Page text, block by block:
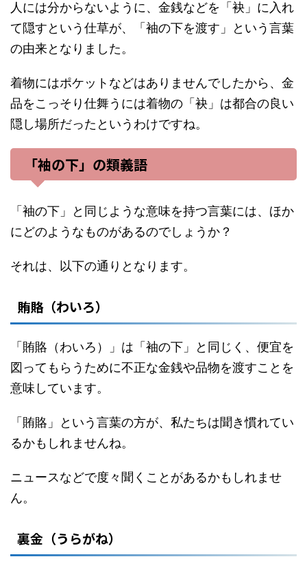
人には分からないように、金銭などを「袂」に入れ
て隠すという仕草が、「袖の下を渡す」という言葉
の由来となりました。
着物にはポケットなどはありませんでしたから、金
品をこっそり仕舞うには着物の「袂」は都合の良い
隠し場所だったというわけですね。
「袖の下」の類義語
「袖の下」と同じような意味を持つ言葉には、ほか
にどのようなものがあるのでしょうか？
それは、以下の通りとなります。
賄賂（わいろ）
「賄賂（わいろ）」は「袖の下」と同じく、便宜を
図ってもらうために不正な金銭や品物を渡すことを
意味しています。
「賄賂」という言葉の方が、私たちは聞き慣れてい
るかもしれませんね。
ニュースなどで度々聞くことがあるかもしれませ
ん。
裏金（うらがね）